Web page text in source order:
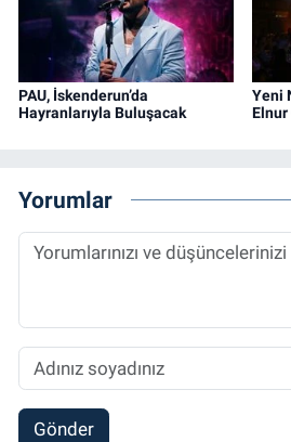
PAU, İskenderun’da
Hayranlarıyla Buluşacak
Yeni
Elnur
Yorumlar
Gönder